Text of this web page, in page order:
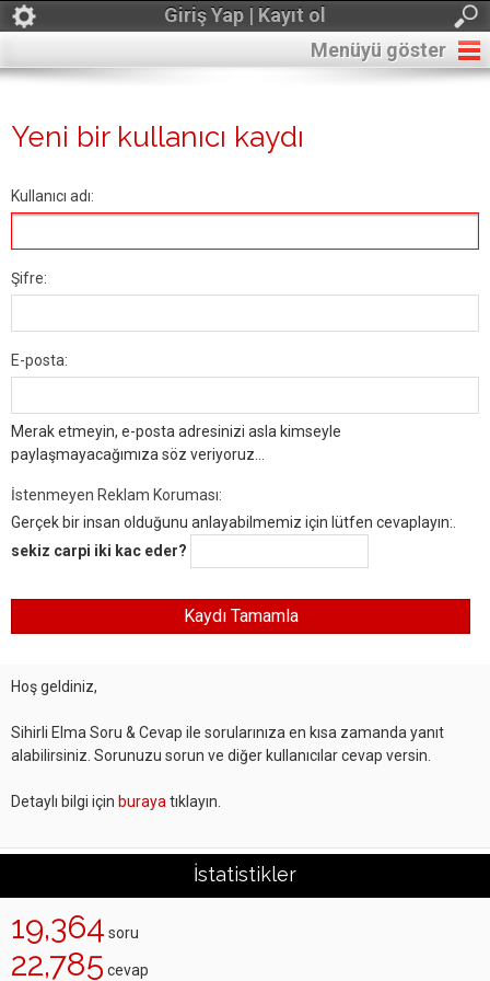
Giriş Yap | Kayıt ol
Menüyü göster
Yeni bir kullanıcı kaydı
Kullanıcı adı:
Şifre:
E-posta:
Merak etmeyin, e-posta adresinizi asla kimseyle
paylaşmayacağımıza söz veriyoruz...
İstenmeyen Reklam Koruması:
Gerçek bir insan olduğunu anlayabilmemiz için lütfen cevaplayın:.
sekiz carpi iki kac eder?
Hoş geldiniz,
Sihirli Elma Soru & Cevap ile sorularınıza en kısa zamanda yanıt
alabilirsiniz. Sorunuzu sorun ve diğer kullanıcılar cevap versin.
Detaylı bilgi için buraya tıklayın.
İstatistikler
19,364 soru
22,785 cevap